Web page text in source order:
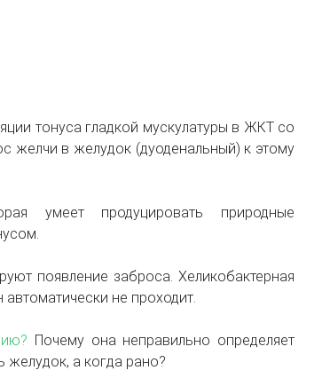
тонуса гладкой мускулатуры в ЖКТ со
желчи в желудок (дуоденальный) к этому
умеет продуцировать природные
появление заброса. Хеликобактерная
не проходит.
Почему она неправильно определяет
желудок, а когда рано?